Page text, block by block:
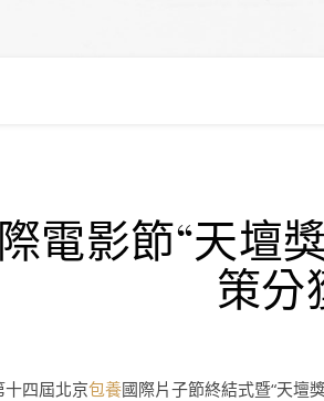
電影節“天壇
策分
十四屆北京包養國際片子節終結式暨“天壇